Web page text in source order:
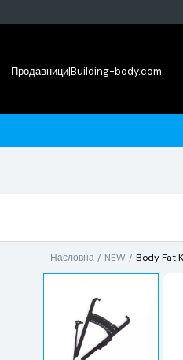
Продавници|Building-body.com
Насловна NEW Body Fat